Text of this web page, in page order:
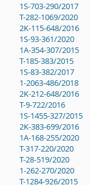
1S-703-290/2017
T-282-1069/2020
2K-115-648/2016
1S-93-361/2020
1A-354-307/2015
T-185-383/2015
1S-83-382/2017
1-2063-486/2018
2K-212-648/2016
T-9-722/2016
1S-1455-327/2015
2K-383-699/2016
1A-168-255/2020
T-317-220/2020
T-28-519/2020
1-262-270/2020
T-1284-926/2015